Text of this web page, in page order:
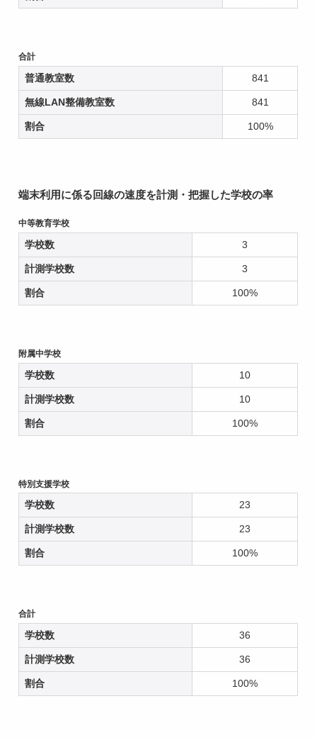
合計
普通教室数 841
無線LAN整備教室数 841
割合 100%
端末利用に係る回線の速度を計測・把握した学校の率
中等教育学校
学校数 3
計測学校数 3
割合 100%
附属中学校
学校数 10
計測学校数 10
割合 100%
特別支援学校
学校数 23
計測学校数 23
割合 100%
合計
学校数 36
計測学校数 36
割合 100%